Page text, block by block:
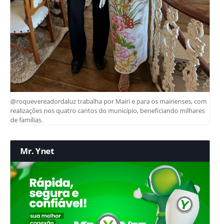
@roquevereadordaluz trabalha por Mairi e para os mairienses, com
realizações nos quatro cantos do município, beneficiando milhares
de famílias.
Mr. Ynet